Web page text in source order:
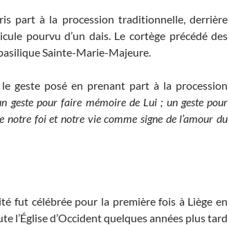
part à la procession traditionnelle, derrière
pourvu d’un dais. Le cortège précédé des
Sainte-Marie-Majeure.
geste posé en prenant part à la procession
geste pour faire mémoire de Lui ; un geste pour
notre foi et notre vie comme signe de l’amour du
fut célébrée pour la première fois à Liège en
l’Église d’Occident quelques années plus tard